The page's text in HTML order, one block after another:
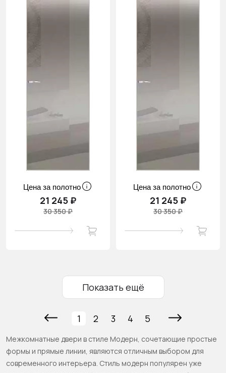
Цена за полотно
21 245 ₽
30 350 ₽
Цена за полотно
21 245 ₽
30 350 ₽
Показать ещё
1 2 3 4 5
Межкомнатные двери в стиле Модерн, сочетающие простые
формы и прямые линии, являются отличным выбором для
современного интерьера. Стиль модерн популярен уже